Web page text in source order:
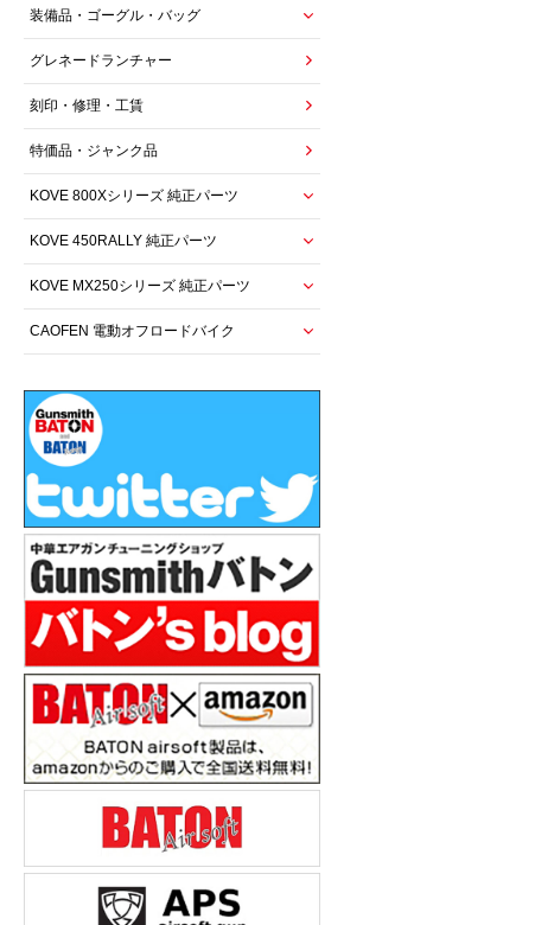
装備品・ゴーグル・バッグ
グレネードランチャー
刻印・修理・工賃
特価品・ジャンク品
KOVE 800Xシリーズ 純正パーツ
KOVE 450RALLY 純正パーツ
KOVE MX250シリーズ 純正パーツ
CAOFEN 電動オフロードバイク